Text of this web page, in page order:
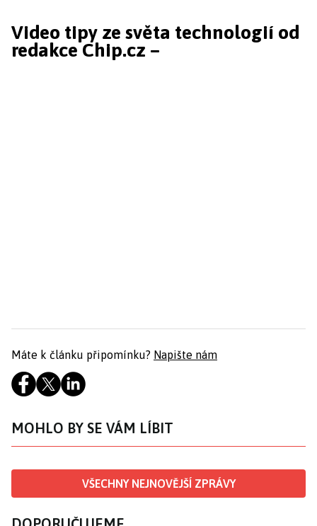
Video tipy ze světa technologií od
redakce Chip.cz –
Máte k článku připomínku? Napište nám
MOHLO BY SE VÁM LÍBIT
VŠECHNY NEJNOVĚJŠÍ ZPRÁVY